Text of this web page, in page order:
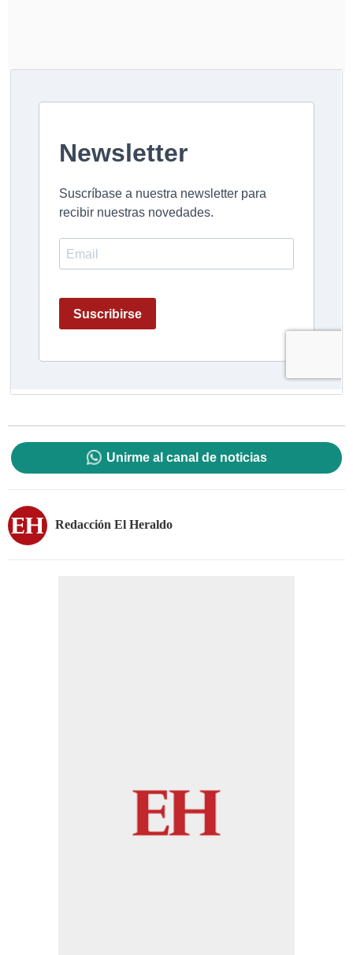
Unirme al canal de noticias
Redacción El Heraldo